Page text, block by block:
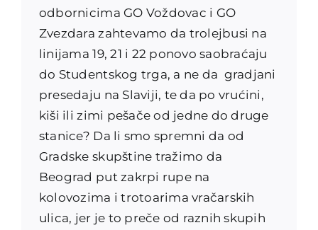
odbornicima GO Voždovac i GO
Zvezdara zahtevamo da trolejbusi na
linijama 19, 21 i 22 ponovo saobraćaju
do Studentskog trga, a ne da gradjani
presedaju na Slaviji, te da po vrućini,
kiši ili zimi pešače od jedne do druge
stanice? Da li smo spremni da od
Gradske skupštine tražimo da
Beograd put zakrpi rupe na
kolovozima i trotoarima vračarskih
ulica, jer je to preče od raznih skupih